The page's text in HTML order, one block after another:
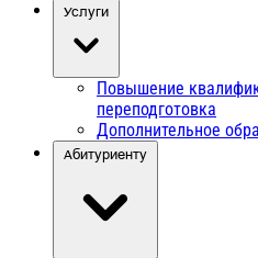
Услуги
Повышение
переподготовка
Дополнительное
Абитуриенту